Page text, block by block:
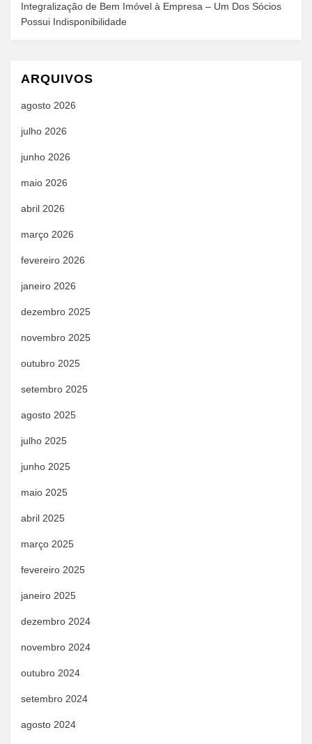
Integralização de Bem Imóvel à Empresa – Um Dos Sócios
Possui Indisponibilidade
ARQUIVOS
agosto 2026
julho 2026
junho 2026
maio 2026
abril 2026
março 2026
fevereiro 2026
janeiro 2026
dezembro 2025
novembro 2025
outubro 2025
setembro 2025
agosto 2025
julho 2025
junho 2025
maio 2025
abril 2025
março 2025
fevereiro 2025
janeiro 2025
dezembro 2024
novembro 2024
outubro 2024
setembro 2024
agosto 2024